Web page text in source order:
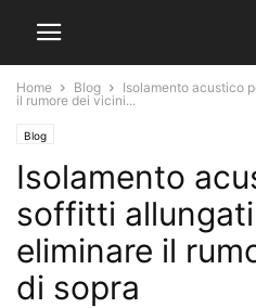
Home Blog
Isolamento acustico
il rumore dei vicini...
Blog
Isolamento
soffitti
eliminare il
di sopra